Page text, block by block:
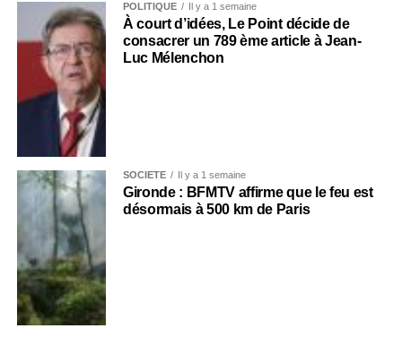
POLITIQUE Il y a 1 semaine
À court d’idées, Le Point décide de
consacrer un 789 ème article à Jean-
Luc Mélenchon
SOCIÉTÉ Il y a 1 semaine
Gironde : BFMTV affirme que le feu est
désormais à 500 km de Paris